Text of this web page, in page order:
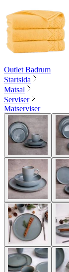
Outlet Badrum
Startsida
Matsal
Serviser
Matserviser